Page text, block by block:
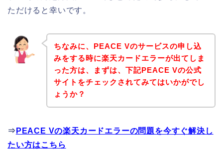
ただけると幸いです。
ちなみに、PEACE Vのサービスの申し込
みをする時に楽天カードエラーが出てしま
った方は、まずは、下記PEACE Vの公式
サイトをチェックされてみてはいかがでし
ょうか？
⇒ PEACE Vの楽天カードエラーの問題を今すぐ解決し
たい方はこちら